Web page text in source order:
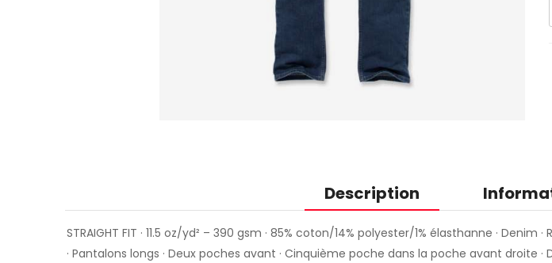
Description
STRAIGHT FIT · 11.5 oz/yd² – 390 gsm · 85% coton/14% polyester/1% élasthanne ·
· Pantalons longs · Deux poches avant · Cinquième poche dans la poche avant droite ·